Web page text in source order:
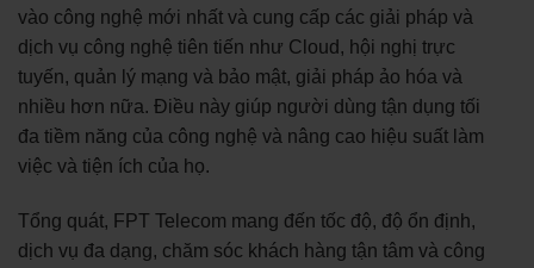
vào công nghệ mới nhất và cung cấp các giải pháp và
dịch vụ công nghệ tiên tiến như Cloud, hội nghị trực
tuyến, quản lý mạng và bảo mật, giải pháp ảo hóa và
nhiều hơn nữa. Điều này giúp người dùng tận dụng tối
đa tiềm năng của công nghệ và nâng cao hiệu suất làm
việc và tiện ích của họ.
Tổng quát, FPT Telecom mang đến tốc độ, độ ổn định,
dịch vụ đa dạng, chăm sóc khách hàng tận tâm và công